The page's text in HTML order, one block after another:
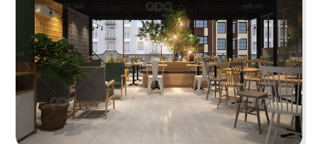
Nhà hàng Nhật Hấp thuỷ nhiệt
52